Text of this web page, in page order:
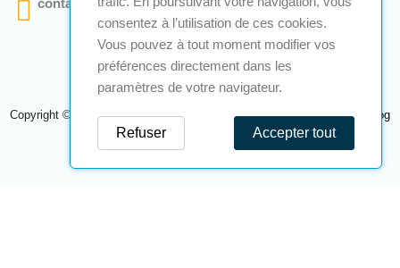
Copyright © 2026 A2S Atex. Tous droits réservés. Une réalisationNavilog
consentez à l’utilisation de ces cookies.
Vous pouvez à tout moment modifier vos
préférences directement dans les
paramètres de votre navigateur.
Accepter tout
Refuser